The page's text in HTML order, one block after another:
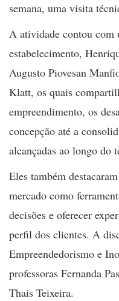
semana, uma visita
A atividade contou com
estabelecimento,
Augusto Piovesan
Klatt, os quais
empreendimento, os
concepção até a
alcançadas ao longo do
Eles também
mercado como
decisões e oferecer
perfil dos clientes. A
Empreendedorismo e
professoras Fernanda
Thais Teixeira.